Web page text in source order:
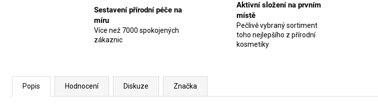
Sestavení přírodní péče na
míru
Více než 7000 spokojených
zákaznic
Aktivní složení na prvním
místě
Pečlivě vybraný sortiment
toho nejlepšího z přírodní
kosmetiky
Popis Hodnocení Diskuze Značka